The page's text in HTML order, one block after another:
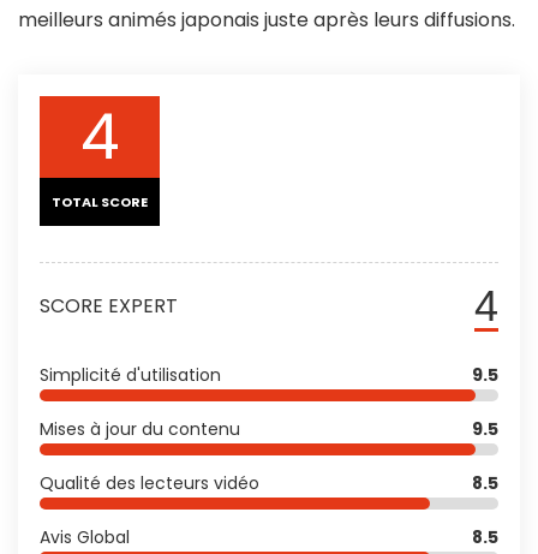
meilleurs animés japonais juste après leurs diffusions.
4
TOTAL SCORE
4
SCORE EXPERT
Simplicité d'utilisation 9.5
Mises à jour du contenu 9.5
Qualité des lecteurs vidéo 8.5
Avis Global 8.5